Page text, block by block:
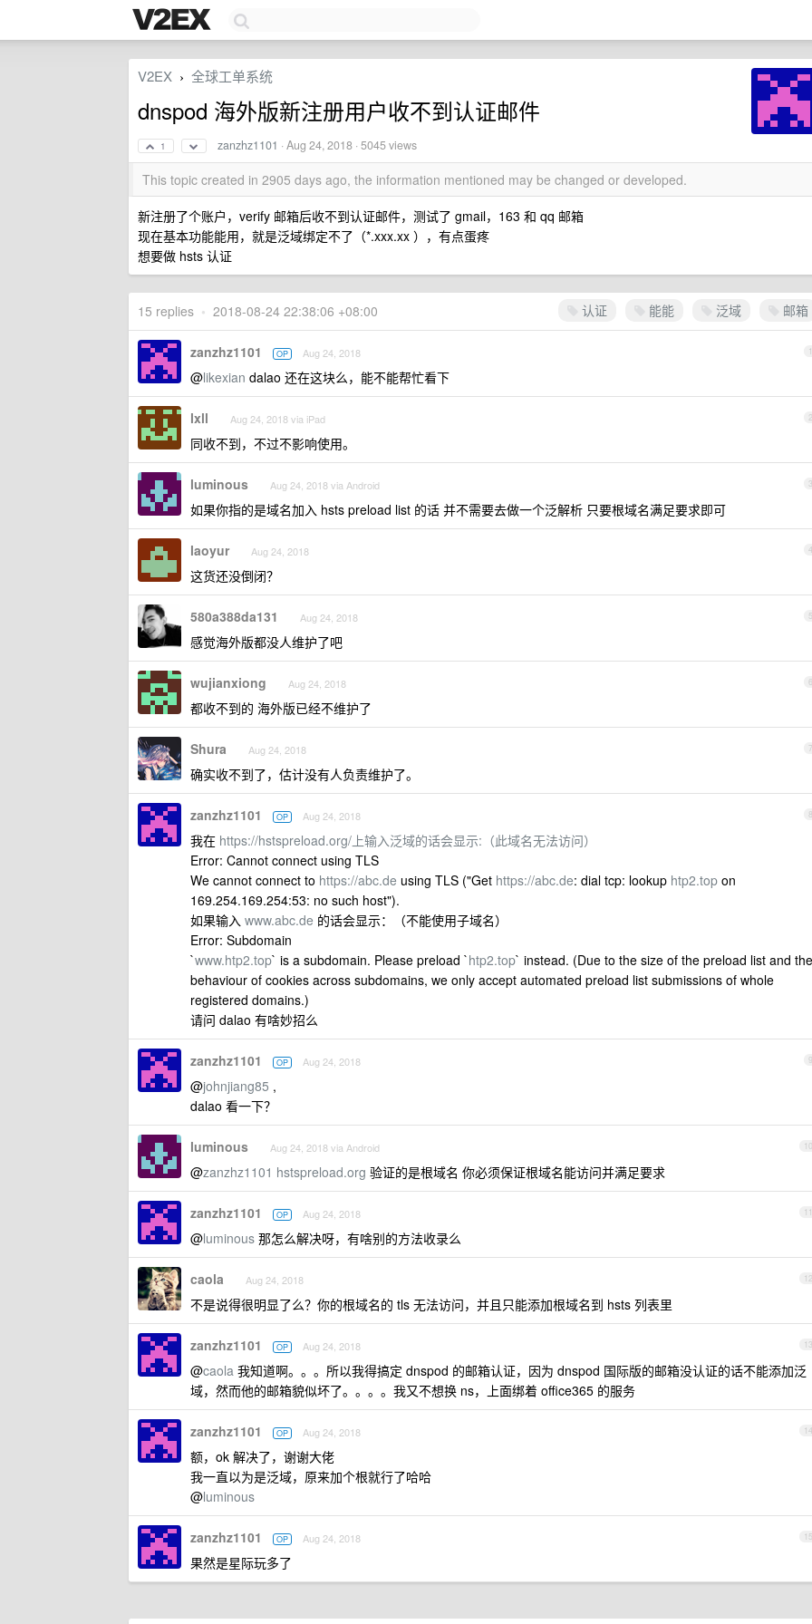
V2EX › 全球工单系统
dnspod 海外版新注册用户收不到认证邮件
1 zanzhz1101 ·Aug 24, 2018 · 5045 views
This topic created in 2905 days ago, the information mentioned may be changed or developed.
新注册了个账户，verify 邮箱后收不到认证邮件，测试了 gmail，163 和 qq 邮箱
现在基本功能能用，就是泛域绑定不了（*.xxx.xx ），有点蛋疼
想要做 hsts 认证
认证 能能 泛域 邮箱
15 replies • 2018-08-24 22:38:06 +08:00
1
zanzhz1101 OP Aug 24, 2018
@likexian dalao 还在这块么，能不能帮忙看下
2
lxll Aug 24, 2018 via iPad
同收不到，不过不影响使用。
3
luminous Aug 24, 2018 via Android
如果你指的是域名加入 hsts preload list 的话 并不需要去做一个泛解析 只要根域名满足要求即可
4
laoyur Aug 24, 2018
这货还没倒闭？
5
580a388da131 Aug 24, 2018
感觉海外版都没人维护了吧
6
wujianxiong Aug 24, 2018
都收不到的 海外版已经不维护了
7
Shura Aug 24, 2018
确实收不到了，估计没有人负责维护了。
8
zanzhz1101 OP Aug 24, 2018
我在 https://hstspreload.org/上输入泛域的话会显示:（此域名无法访问）
Error: Cannot connect using TLS
We cannot connect to https://abc.de using TLS ("Get https://abc.de: dial tcp: lookup htp2.top on
169.254.169.254:53: no such host").
如果输入 www.abc.de 的话会显示：（不能使用子域名）
Error: Subdomain
`www.htp2.top` is a subdomain. Please preload `htp2.top` instead. (Due to the size of the preload list and the
behaviour of cookies across subdomains, we only accept automated preload list submissions of whole
registered domains.)
请问 dalao 有啥妙招么
9
zanzhz1101 OP Aug 24, 2018
@johnjiang85 ,
dalao 看一下？
10
luminous Aug 24, 2018 via Android
@zanzhz1101 hstspreload.org 验证的是根域名 你必须保证根域名能访问并满足要求
11
zanzhz1101 OP Aug 24, 2018
@luminous 那怎么解决呀，有啥别的方法收录么
12
caola Aug 24, 2018
不是说得很明显了么？你的根域名的 tls 无法访问，并且只能添加根域名到 hsts 列表里
13
zanzhz1101 OP Aug 24, 2018
@caola 我知道啊。。。所以我得搞定 dnspod 的邮箱认证，因为 dnspod 国际版的邮箱没认证的话不能添加泛
域，然而他的邮箱貌似坏了。。。。我又不想换 ns，上面绑着 office365 的服务
14
zanzhz1101 OP Aug 24, 2018
额，ok 解决了，谢谢大佬
我一直以为是泛域，原来加个根就行了哈哈
@luminous
15
zanzhz1101 OP Aug 24, 2018
果然是星际玩多了